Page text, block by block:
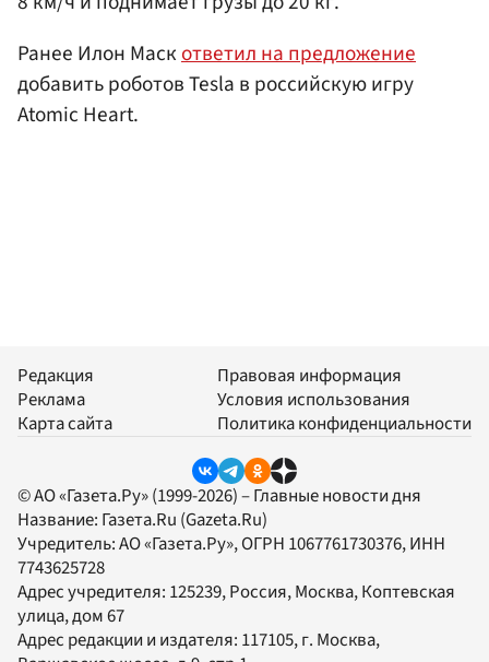
Ранее Илон Маскответил на предложение
добавить роботов Tesla в российскую игру
Atomic Heart.
Редакция
Реклама
Карта сайта
Правовая информация
Условия использования
Политика конфиденциальности
© АО «Газета.Ру» (1999-2026) – Главные новости дня
Название: Газета.Ru (Gazeta.Ru)
Учредитель:АО «Газета.Ру», ОГРН 1067761730376, ИНН
7743625728
Адрес учредителя: 125239, Россия, Москва, Коптевская
улица, дом 67
Адрес редакции и издателя: 117105, г. Москва,